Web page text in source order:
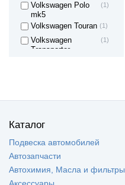
Volkswagen Polo
mk5
(1)
Volkswagen Touran (1)
Volkswagen
Transporter
(1)
Zaz Chance (2)
Каталог
Подвеска автомобилей
Автозапчасти
Автохимия, Масла и фильтры